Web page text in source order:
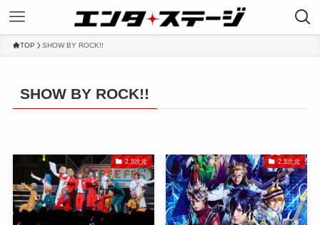
TOP SHOW BY ROCK!!
SHOW BY ROCK!!
2.5次元 2.5次元